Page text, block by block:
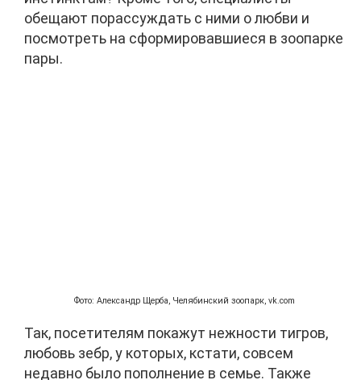
обещают порассуждать с ними о любви и
посмотреть на сформировавшиеся в зоопарке
пары.
Фото: Александр Щерба, Челябинский зоопарк, vk.com
Так, посетителям покажут нежности тигров,
любовь зебр, у которых, кстати, совсем
недавно было пополнение в семье. Также